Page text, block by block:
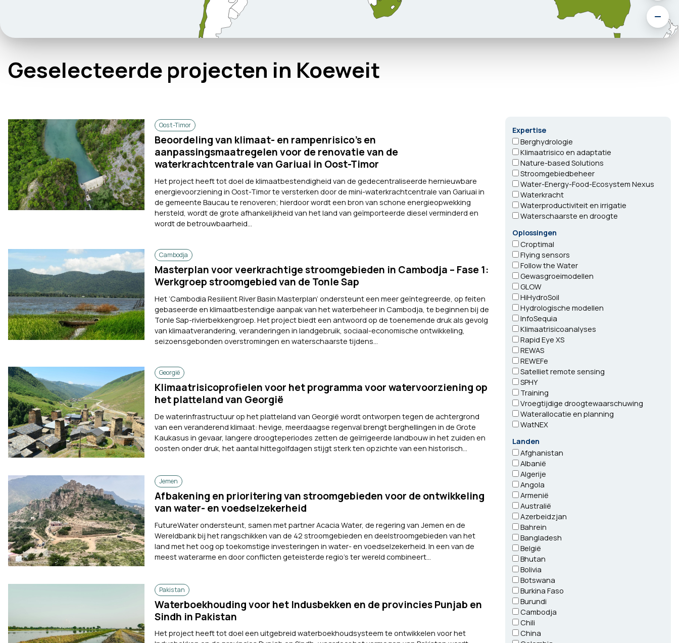
Geselecteerde projecten in Koeweit
Oost-Timor
Beoordeling van klimaat- en rampenrisico’s en
aanpassingsmaatregelen voor de renovatie van de
waterkrachtcentrale van Gariuai in Oost-Timor
Het project heeft tot doel de klimaatbestendigheid van de gedecentraliseerde hernieuwbare
energievoorziening in Oost-Timor te versterken door de mini-waterkrachtcentrale van Gariuai in
de gemeente Baucau te renoveren; hierdoor wordt een bron van schone energieopwekking
hersteld, wordt de grote afhankelijkheid van het land van geïmporteerde diesel verminderd en
wordt de betrouwbaarheid...
Cambodja
Masterplan voor veerkrachtige stroomgebieden in Cambodja – Fase 1:
Werkgroep stroomgebied van de Tonle Sap
Het ‘Cambodia Resilient River Basin Masterplan’ ondersteunt een meer geïntegreerde, op feiten
gebaseerde en klimaatbestendige aanpak van het waterbeheer in Cambodja, te beginnen bij de
Tonle Sap-rivierbekkengroep. Het project biedt een antwoord op de toenemende druk als gevolg
van klimaatverandering, veranderingen in landgebruik, sociaal-economische ontwikkeling,
seizoensgebonden overstromingen en waterschaarste tijdens...
Georgië
Klimaatrisicoprofielen voor het programma voor watervoorziening op
het platteland van Georgië
De waterinfrastructuur op het platteland van Georgië wordt ontworpen tegen de achtergrond
van een veranderend klimaat: hevige, meerdaagse regenval brengt berghellingen in de Grote
Kaukasus in gevaar, langere droogteperiodes zetten de geïrrigeerde landbouw in het zuiden en
oosten onder druk, het aantal hittegolfdagen stijgt sterk ten opzichte van een historisch...
Jemen
Afbakening en prioritering van stroomgebieden voor de ontwikkeling
van water- en voedselzekerheid
FutureWater ondersteunt, samen met partner Acacia Water, de regering van Jemen en de
Wereldbank bij het rangschikken van de 42 stroomgebieden en deelstroomgebieden van het
land met het oog op toekomstige investeringen in water- en voedselzekerheid. In een van de
meest waterarme en door conflicten geteisterde regio’s ter wereld combineert...
Pakistan
Waterboekhouding voor het Indusbekken en de provincies Punjab en
Sindh in Pakistan
Het project heeft tot doel een uitgebreid waterboekhoudsysteem te ontwikkelen voor het
Expertise
Berghydrologie
Klimaatrisico en adaptatie
Nature-based Solutions
Stroomgebiedbeheer
Water-Energy-Food-Ecosystem Nexus
Waterkracht
Waterproductiviteit en irrigatie
Waterschaarste en droogte
Oplossingen
Croptimal
Flying sensors
Follow the Water
Gewasgroeimodellen
GLOW
HiHydroSoil
Hydrologische modellen
InfoSequia
Klimaatrisicoanalyses
Rapid Eye XS
REWAS
REWEFe
Satelliet remote sensing
SPHY
Training
Vroegtijdige droogtewaarschuwing
Waterallocatie en planning
WatNEX
Landen
Afghanistan
Albanië
Algerije
Angola
Armenië
Australië
Azerbeidzjan
Bahrein
Bangladesh
België
Bhutan
Bolivia
Botswana
Burkina Faso
Burundi
Cambodja
Chili
China